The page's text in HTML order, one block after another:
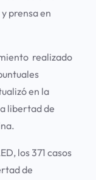
prensa en
realizado
en la
libertad de
los 371 casos
de